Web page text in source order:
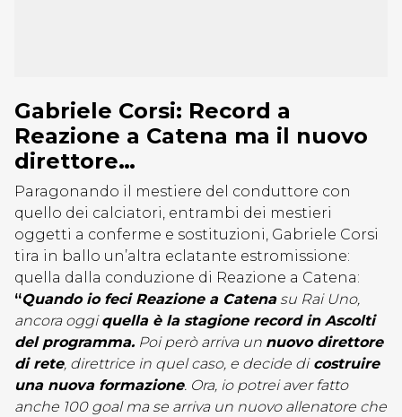
Gabriele Corsi: Record a
Reazione a Catena ma il nuovo
direttore…
Paragonando il mestiere del conduttore con
quello dei calciatori, entrambi dei mestieri
oggetti a conferme e sostituzioni, Gabriele Corsi
tira in ballo un’altra eclatante estromissione:
quella dalla conduzione di Reazione a Catena:
“Quando io feci Reazione a Catenasu Rai Uno,
ancora oggiquella è la stagione record in Ascolti
del programma. Poi però arriva un nuovo direttore
di rete, direttrice in quel caso, e decide dicostruire
una nuova formazione. Ora, io potrei aver fatto
anche 100 goal ma se arriva un nuovo allenatore che